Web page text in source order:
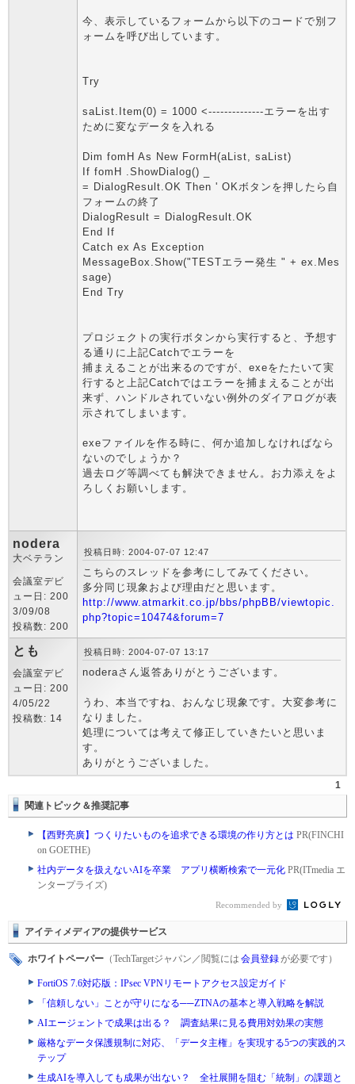
今、表示しているフォームから以下のコードで別フ
ォームを呼び出しています。
Try
saList.Item(0) = 1000 <--------------エラーを出す
ために変なデータを入れる
Dim fomH As New FormH(aList, saList)
If fomH .ShowDialog() _
= DialogResult.OK Then ' OKボタンを押したら自
フォームの終了
DialogResult = DialogResult.OK
End If
Catch ex As Exception
MessageBox.Show("TESTエラー発生 " + ex.Mes
sage)
End Try
プロジェクトの実行ボタンから実行すると、予想す
る通りに上記Catchでエラーを
捕まえることが出来るのですが、exeをたたいて実
行すると上記Catchではエラーを捕まえることが出
来ず、ハンドルされていない例外のダイアログが表
示されてしまいます。
exeファイルを作る時に、何か追加しなければなら
ないのでしょうか？
過去ログ等調べても解決できません。お力添えをよ
ろしくお願いします。
nodera
大ベテラン
会議室デビ
ュー日: 200
3/09/08
投稿数: 200
投稿日時: 2004-07-07 12:47
こちらのスレッドを参考にしてみてください。
多分同じ現象および理由だと思います。
http://www.atmarkit.co.jp/bbs/phpBB/viewtopic.
php?topic=10474&forum=7
とも
会議室デビ
ュー日: 200
4/05/22
投稿数: 14
投稿日時: 2004-07-07 13:17
noderaさん返答ありがとうございます。
うわ、本当ですね、おんなじ現象です。大変参考に
なりました。
処理については考えて修正していきたいと思いま
す。
ありがとうございました。
1
関連トピック＆推奨記事
【西野亮廣】つくりたいものを追求できる環境の作り方とは PR(FINCHI
on GOETHE)
社内データを扱えないAIを卒業 アプリ横断検索で一元化 PR(ITmedia エ
ンタープライズ)
Recommended by
アイティメディアの提供サービス
ホワイトペーパー （TechTargetジャパン／閲覧には 会員登録が必要です）
FortiOS 7.6対応版：IPsec VPNリモートアクセス設定ガイド
「信頼しない」ことが守りになる──ZTNAの基本と導入戦略を解説
AIエージェントで成果は出る？ 調査結果に見る費用対効果の実態
厳格なデータ保護規制に対応、「データ主権」を実現する5つの実践的ス
テップ
生成AIを導入しても成果が出ない？ 全社展開を阻む「統制」の課題と